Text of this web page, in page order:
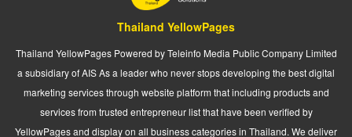
Thailand YellowPages
Thailand YellowPages Powered by Teleinfo Media Public Company Limited
a subsidiary of AIS As a leader who never stops developing the best digital
marketing services through website platform that including products and
services from trusted entrepreneur list that have been verified by
YellowPages and display on all business categories in Thailand. We deliver